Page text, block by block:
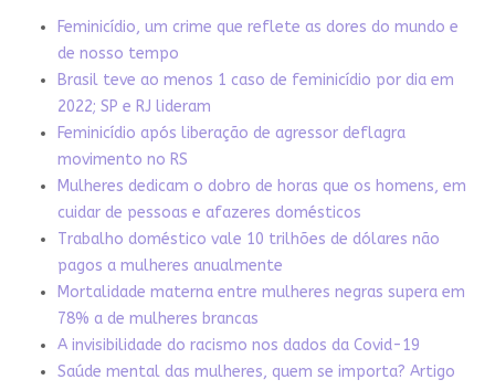
Feminicídio, um crime que reflete as dores do mundo e
de nosso tempo
Brasil teve ao menos 1 caso de feminicídio por dia em
2022; SP e RJ lideram
Feminicídio após liberação de agressor deflagra
movimento no RS
Mulheres dedicam o dobro de horas que os homens, em
cuidar de pessoas e afazeres domésticos
Trabalho doméstico vale 10 trilhões de dólares não
pagos a mulheres anualmente
Mortalidade materna entre mulheres negras supera em
78% a de mulheres brancas
A invisibilidade do racismo nos dados da Covid-19
Saúde mental das mulheres, quem se importa? Artigo